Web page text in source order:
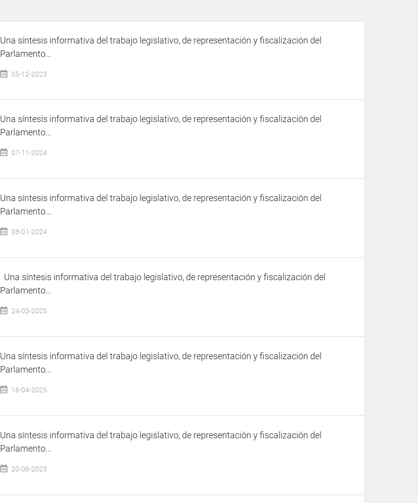
Una síntesis informativa del trabajo legislativo, de representación y fiscalización del
Parlamento...
05-12-2023
Una síntesis informativa del trabajo legislativo, de representación y fiscalización del
Parlamento...
07-11-2024
Una síntesis informativa del trabajo legislativo, de representación y fiscalización del
Parlamento...
08-01-2024
Una síntesis informativa del trabajo legislativo, de representación y fiscalización del
Parlamento...
24-03-2025
Una síntesis informativa del trabajo legislativo, de representación y fiscalización del
Parlamento...
16-04-2025
Una síntesis informativa del trabajo legislativo, de representación y fiscalización del
Parlamento...
20-06-2023